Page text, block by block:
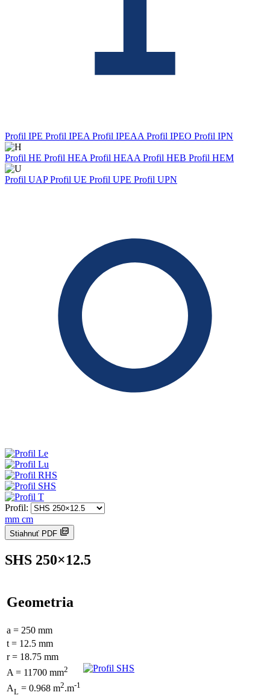
Profil IPE Profil IPEA Profil IPEAA Profil IPEO Profil IPN
Profil HE Profil HEA Profil HEAA Profil HEB Profil HEM
Profil UAPProfil UE Profil UPE Profil UPN
Profil:
mm cm
Stiahnuť PDF
SHS 250×12.5
Geometria
a = 250 mm
t = 12.5 mm
r = 18.75 mm
A = 11700 mm2
AL = 0.968 m2.m-1